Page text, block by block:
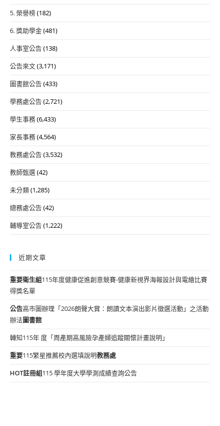
5. 榮譽榜(182)
6. 獎助學金(481)
人事室公告(138)
公告來文(3,171)
圖書館公告(433)
學務處公告(2,721)
學生事務(6,433)
家長事務(4,564)
教務處公告(3,532)
教師甄選(42)
未分類(1,285)
總務處公告(42)
輔導室公告(1,222)
近期文章
重要衛生組115年度健康促進創意競賽-健康新視界海報設計與電繪比賽
得獎名單
公告高市圖辦理「2026朗聲大賞：朗讀文本演出影片徵選活動」之活動
辦法圖書館
轉知115年 度「周產期高風險孕產婦追蹤關懷計畫說明」
重要115繁星推薦校內選填說明教務處
HOT註冊組115 學年度大學學測成績查詢公告